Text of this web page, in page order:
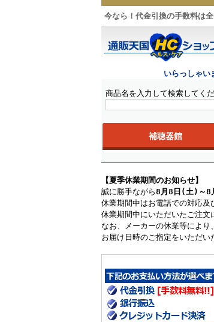
今なら！代金引換の手数料は
いらっしゃい
商品名を入力して検索してくだ
補聴器館
【夏季休業期間のお知らせ】
誠に勝手ながら8月8日(土)～8
休業期間中はお電話での対応及
休業期間中にいただいたご注文
なお、メーカーの休業等により
お届け日時のご指定をいただい